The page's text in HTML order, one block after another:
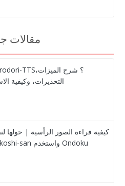
مقالات
التحذيرات، وكيفية
كيفية قراءة الصور الرأسية | حولها
Mojiokoshi-san واستخدم Ondoku